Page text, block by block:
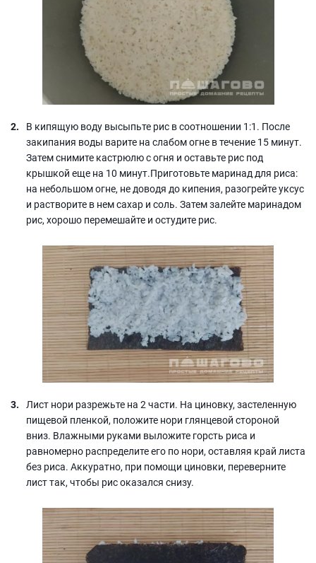
В кипящую воду высыпьте рис в соотношении 1:1. После
закипания воды варите на слабом огне в течение 15 минут.
Затем снимите кастрюлю с огня и оставьте рис под
крышкой еще на 10 минут.Приготовьте маринад для риса:
на небольшом огне, не доводя до кипения, разогрейте уксус
и растворите в нем сахар и соль. Затем залейте маринадом
рис, хорошо перемешайте и остудите рис.
Лист нори разрежьте на 2 части. На циновку, застеленную
пищевой пленкой, положите нори глянцевой стороной
вниз. Влажными руками выложите горсть риса и
равномерно распределите его по нори, оставляя край листа
без риса. Аккуратно, при помощи циновки, переверните
лист так, чтобы рис оказался снизу.